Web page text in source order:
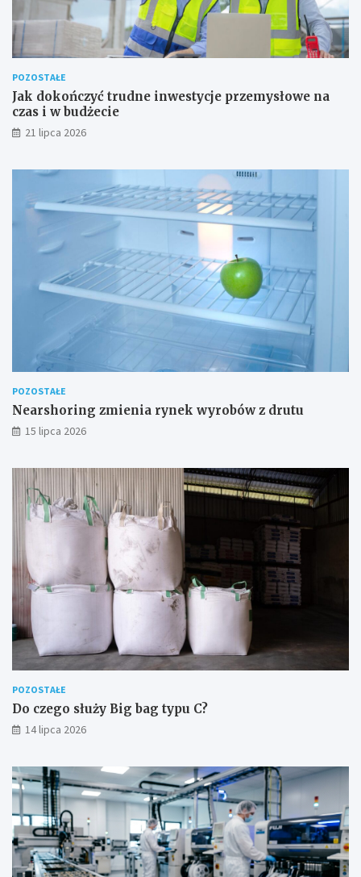
POZOSTAŁE
Jak dokończyć trudne inwestycje przemysłowe na
czas i w budżecie
21 lipca 2026
POZOSTAŁE
Nearshoring zmienia rynek wyrobów z drutu
15 lipca 2026
POZOSTAŁE
Do czego służy Big bag typu C?
14 lipca 2026